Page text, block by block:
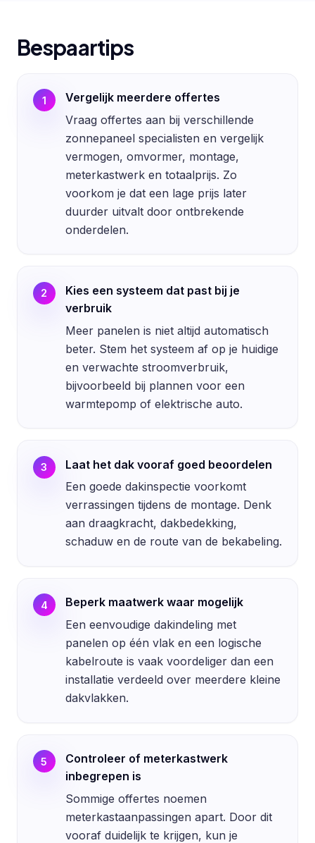
Bespaartips
1
Vergelijk meerdere offertes
Vraag offertes aan bij verschillende
zonnepaneel specialisten en vergelijk
vermogen, omvormer, montage,
meterkastwerk en totaalprijs. Zo
voorkom je dat een lage prijs later
duurder uitvalt door ontbrekende
onderdelen.
2
Kies een systeem dat past bij je
verbruik
Meer panelen is niet altijd automatisch
beter. Stem het systeem af op je huidige
en verwachte stroomverbruik,
bijvoorbeeld bij plannen voor een
warmtepomp of elektrische auto.
3
Laat het dak vooraf goed beoordelen
Een goede dakinspectie voorkomt
verrassingen tijdens de montage. Denk
aan draagkracht, dakbedekking,
schaduw en de route van de bekabeling.
4
Beperk maatwerk waar mogelijk
Een eenvoudige dakindeling met
panelen op één vlak en een logische
kabelroute is vaak voordeliger dan een
installatie verdeeld over meerdere kleine
dakvlakken.
5
Controleer of meterkastwerk
inbegrepen is
Sommige offertes noemen
meterkastaanpassingen apart. Door dit
vooraf duidelijk te krijgen, kun je